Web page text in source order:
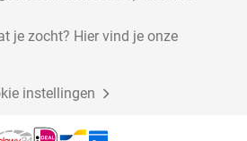
je zocht? Hier vind je onze
instellingen